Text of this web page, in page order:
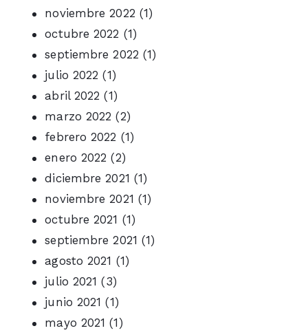
noviembre 2022 (1)
octubre 2022 (1)
septiembre 2022 (1)
julio 2022 (1)
abril 2022 (1)
marzo 2022 (2)
febrero 2022 (1)
enero 2022 (2)
diciembre 2021 (1)
noviembre 2021 (1)
octubre 2021 (1)
septiembre 2021 (1)
agosto 2021 (1)
julio 2021 (3)
junio 2021 (1)
mayo 2021 (1)